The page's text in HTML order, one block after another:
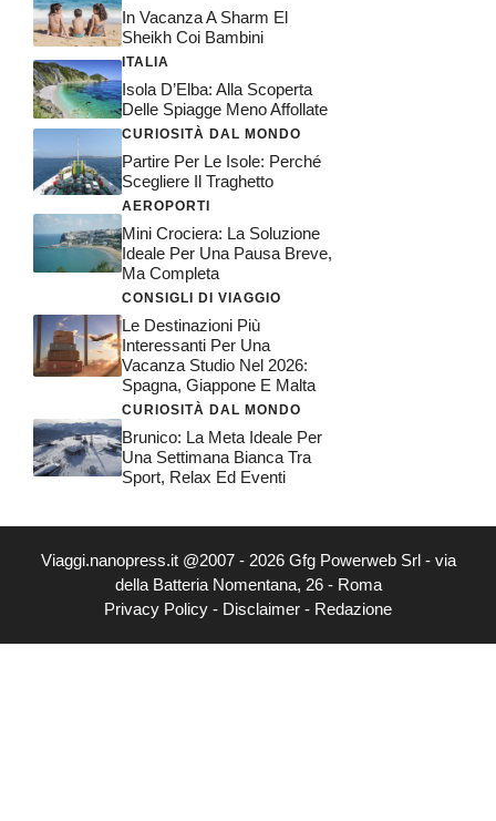
In Vacanza A Sharm El
Sheikh Coi Bambini
ITALIA
Isola D’Elba: Alla Scoperta
Delle Spiagge Meno Affollate
CURIOSITÀ DAL MONDO
Partire Per Le Isole: Perché
Scegliere Il Traghetto
AEROPORTI
Mini Crociera: La Soluzione
Ideale Per Una Pausa Breve,
Ma Completa
CONSIGLI DI VIAGGIO
Le Destinazioni Più
Interessanti Per Una
Vacanza Studio Nel 2026:
Spagna, Giappone E Malta
CURIOSITÀ DAL MONDO
Brunico: La Meta Ideale Per
Una Settimana Bianca Tra
Sport, Relax Ed Eventi
Viaggi.nanopress.it @2007 - 2026 Gfg Powerweb Srl - via
della Batteria Nomentana, 26 - Roma
Privacy Policy - Disclaimer - Redazione